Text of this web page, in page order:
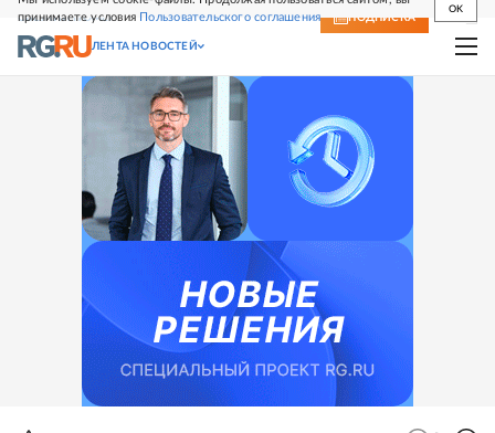
принимаете условия Пользовательского соглашения
OK
СВЕЖИЙ НОМЕР ПОДПИСКА
ЛЕНТА НОВОСТЕЙ